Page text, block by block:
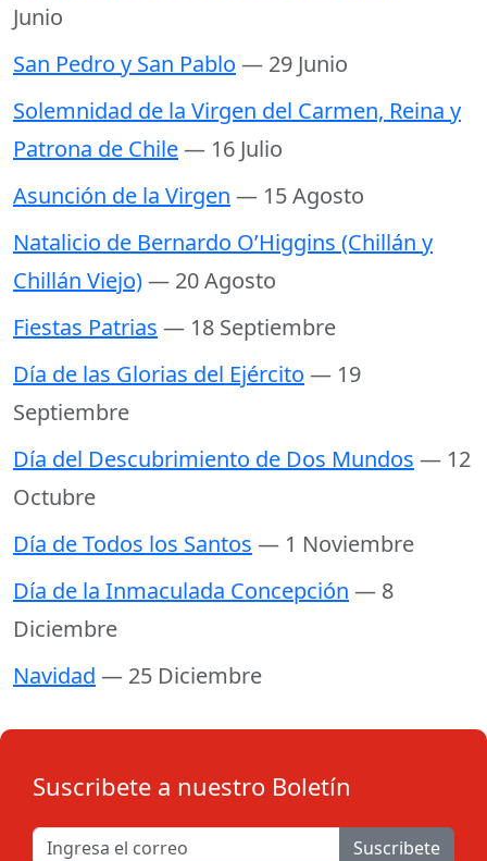
Junio
San Pedro y San Pablo — 29 Junio
Solemnidad de la Virgen del Carmen, Reina y
Patrona de Chile— 16 Julio
Asunción de la Virgen — 15 Agosto
Natalicio de Bernardo O’Higgins (Chillán y
Chillán Viejo)— 20 Agosto
Fiestas Patrias — 18 Septiembre
Día de las Glorias del Ejército — 19
Septiembre
Día del Descubrimiento de Dos Mundos — 12
Octubre
Día de Todos los Santos — 1 Noviembre
Día de la Inmaculada Concepción — 8
Diciembre
Navidad — 25 Diciembre
Suscribete a nuestro Boletín
Suscribete